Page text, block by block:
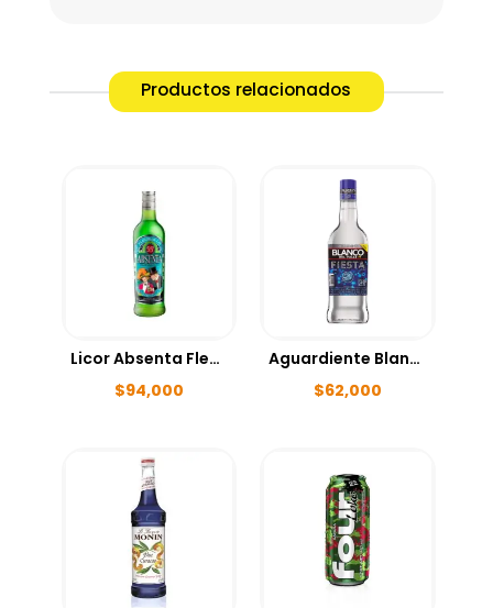
Productos relacionados
Licor Absenta Fleur de Lis 700ml
$94,000
Aguardiente Blanco Fiesta 1000ml
$62,000